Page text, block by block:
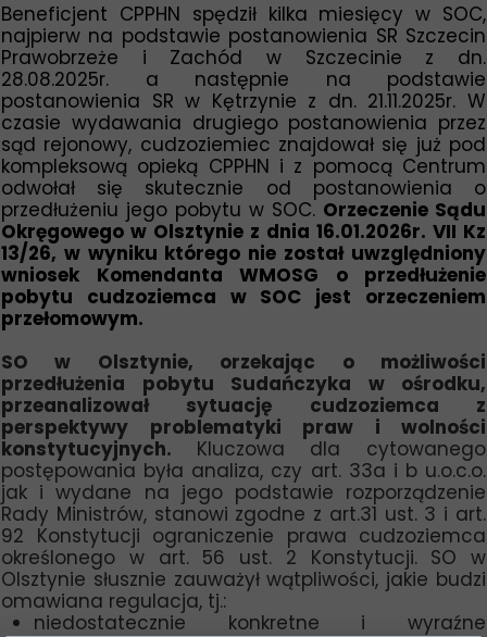
Beneficjent CPPHN spędził kilka miesięcy w SOC,
najpierw na podstawie postanowienia SR Szczecin
Prawobrzeże i Zachód w Szczecinie z dn.
28.08.2025r. a następnie na podstawie
postanowienia SR w Kętrzynie z dn. 21.11.2025r. W
czasie wydawania drugiego postanowienia przez
sąd rejonowy, cudzoziemiec znajdował się już pod
kompleksową opieką CPPHN i z pomocą Centrum
odwołał się skutecznie od postanowienia o
przedłużeniu jego pobytu w SOC. Orzeczenie Sądu
Okręgowego w Olsztynie z dnia 16.01.2026r. VII Kz
13/26, w wyniku którego nie został uwzględniony
wniosek Komendanta WMOSG o przedłużenie
pobytu cudzoziemca w SOC jest orzeczeniem
przełomowym.
SO w Olsztynie, orzekając o możliwości
przedłużenia pobytu Sudańczyka w ośrodku,
przeanalizował sytuację cudzoziemca z
perspektywy problematyki praw i wolności
konstytucyjnych. Kluczowa dla cytowanego
postępowania była analiza, czy art. 33a i b u.o.c.o.
jak i wydane na jego podstawie rozporządzenie
Rady Ministrów, stanowi zgodne z art.31 ust. 3 i art.
92 Konstytucji ograniczenie prawa cudzoziemca
określonego w art. 56 ust. 2 Konstytucji. SO w
Olsztynie słusznie zauważył wątpliwości, jakie budzi
omawiana regulacja, tj.:
niedostatecznie konkretne i wyraźne